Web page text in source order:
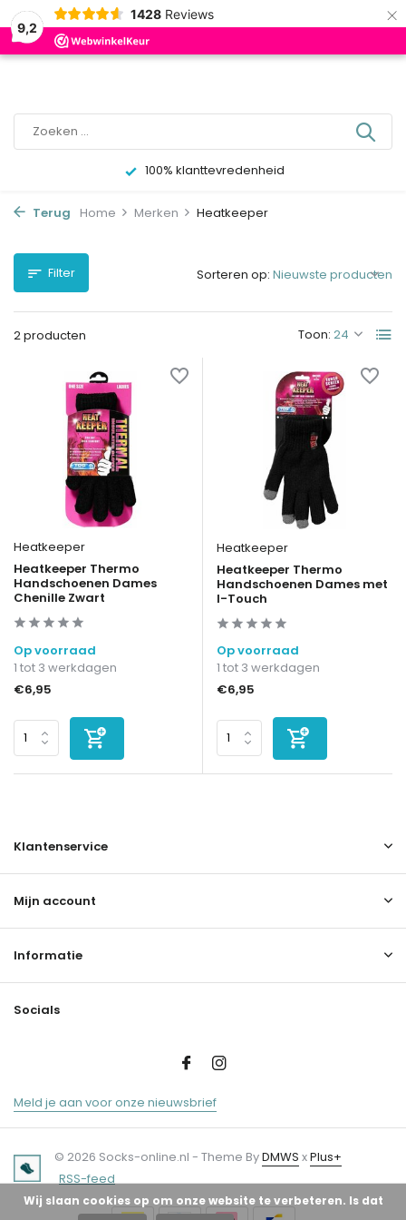
9,2
1428 Reviews ×
0
100% klanttevredenheid
Terug Home Merken Heatkeeper
Filter
2 producten Toon:
Sorteren op:
Heatkeeper
Heatkeeper Thermo
Handschoenen Dames
Chenille Zwart
Op voorraad
1 tot 3 werkdagen
€6,95
Heatkeeper
Heatkeeper Thermo
Handschoenen Dames met
I-Touch
Op voorraad
1 tot 3 werkdagen
€6,95
Klantenservice
Mijn account
Informatie
Socials
Meld je aan voor onze nieuwsbrief
© 2026 Socks-online.nl - Theme ByDMWS xPlus+
RSS-feed
Wij slaan cookies op om onze website te verbeteren. Is dat